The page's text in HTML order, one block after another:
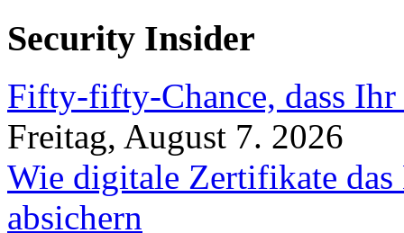
Security Insider
Fifty-fifty-Chance, dass
Freitag, August 7. 2026
Wie digitale Zertifikate
absichern